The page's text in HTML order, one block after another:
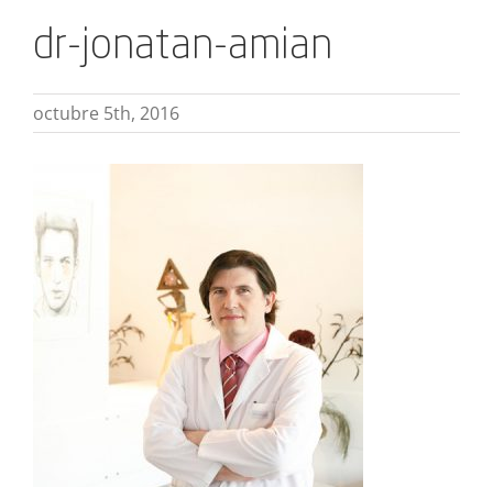
dr-jonatan-amian
octubre 5th, 2016